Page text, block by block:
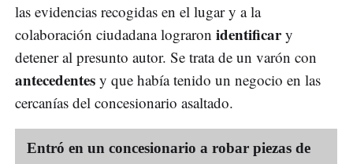
las evidencias recogidas en el lugar y a la
colaboración ciudadana lograron identificary
detener al presunto autor. Se trata de un varón con
antecedentes y que había tenido un negocio en las
cercanías del concesionario asaltado.
Entró en un concesionario a robar piezas de